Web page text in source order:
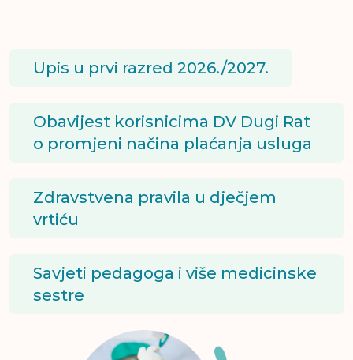
Upis u prvi razred 2026./2027.
Obavijest korisnicima DV Dugi Rat
o promjeni načina plaćanja usluga
Zdravstvena pravila u dječjem
vrtiću
Savjeti pedagoga i više medicinske
sestre